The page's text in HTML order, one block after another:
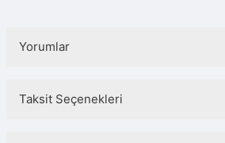
Yorumlar
Taksit Seçenekleri